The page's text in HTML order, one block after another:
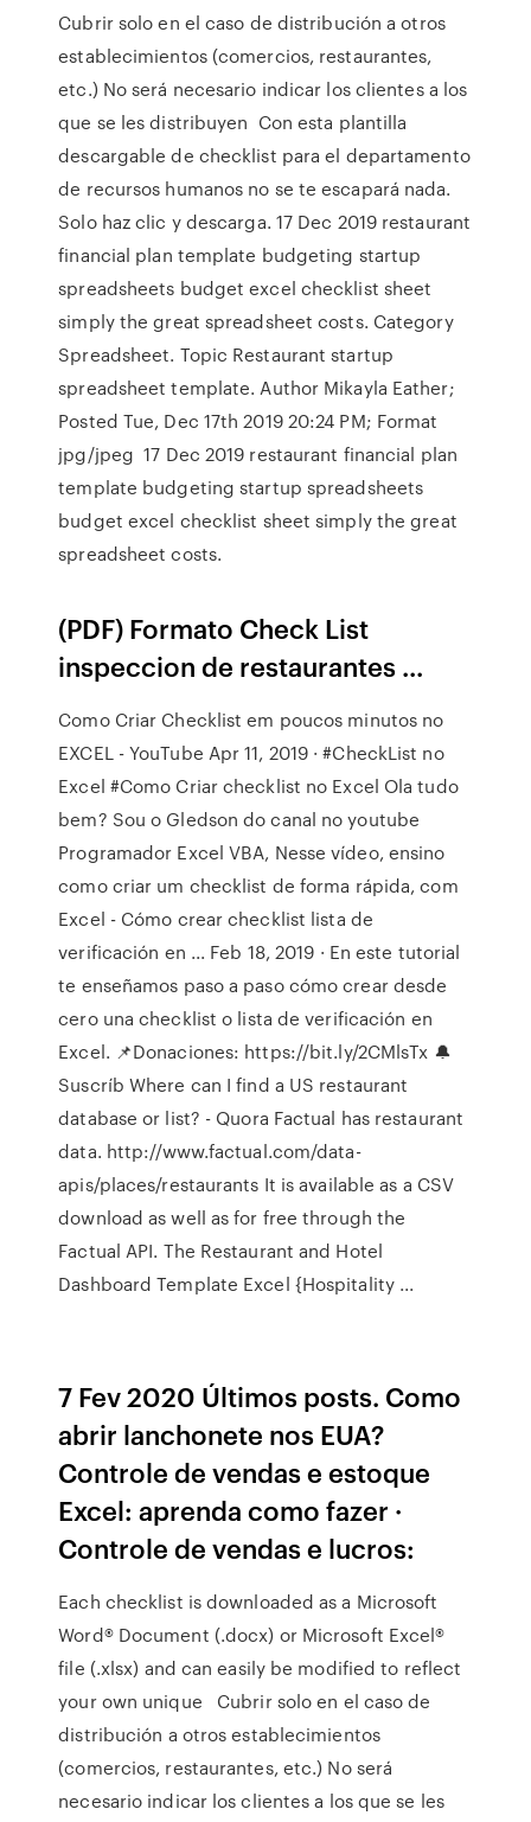
Cubrir solo en el caso de distribución a otros
establecimientos (comercios, restaurantes,
etc.) No será necesario indicar los clientes a los
que se les distribuyen Con esta plantilla
descargable de checklist para el departamento
de recursos humanos no se te escapará nada.
Solo haz clic y descarga. 17 Dec 2019 restaurant
financial plan template budgeting startup
spreadsheets budget excel checklist sheet
simply the great spreadsheet costs. Category
Spreadsheet. Topic Restaurant startup
spreadsheet template. Author Mikayla Eather;
Posted Tue, Dec 17th 2019 20:24 PM; Format
jpg/jpeg 17 Dec 2019 restaurant financial plan
template budgeting startup spreadsheets
budget excel checklist sheet simply the great
spreadsheet costs.
(PDF) Formato Check List
inspeccion de restaurantes ...
Como Criar Checklist em poucos minutos no
EXCEL - YouTube Apr 11, 2019 · #CheckList no
Excel #Como Criar checklist no Excel Ola tudo
bem? Sou o Gledson do canal no youtube
Programador Excel VBA, Nesse vídeo, ensino
como criar um checklist de forma rápida, com
Excel - Cómo crear checklist lista de
verificación en ... Feb 18, 2019 · En este tutorial
te enseñamos paso a paso cómo crear desde
cero una checklist o lista de verificación en
Excel. 📌Donaciones: https://bit.ly/2CMlsTx 🔔
Suscríb Where can I find a US restaurant
database or list? - Quora Factual has restaurant
data. http://www.factual.com/data-
apis/places/restaurants It is available as a CSV
download as well as for free through the
Factual API. The Restaurant and Hotel
Dashboard Template Excel {Hospitality ...
7 Fev 2020 Últimos posts. Como
abrir lanchonete nos EUA?
Controle de vendas e estoque
Excel: aprenda como fazer ·
Controle de vendas e lucros:
Each checklist is downloaded as a Microsoft
Word® Document (.docx) or Microsoft Excel®
file (.xlsx) and can easily be modified to reflect
your own unique Cubrir solo en el caso de
distribución a otros establecimientos
(comercios, restaurantes, etc.) No será
necesario indicar los clientes a los que se les